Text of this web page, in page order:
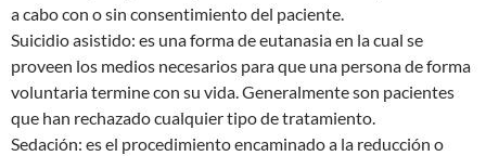
a cabo con o sin consentimiento del paciente.
Suicidio asistido: es una forma de eutanasia en la cual se
proveen los medios necesarios para que una persona de forma
voluntaria termine con su vida. Generalmente son pacientes
que han rechazado cualquier tipo de tratamiento.
Sedación: es el procedimiento encaminado a la reducción o